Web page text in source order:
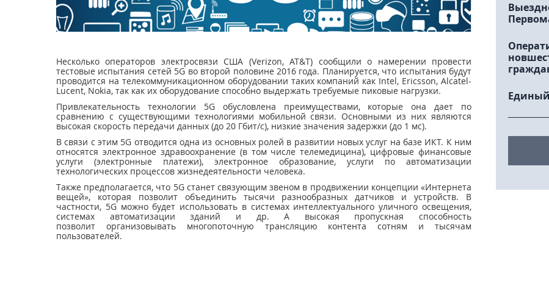
Несколько операторов электросвязи США (Verizon, AT&T) сообщили о намерении провести
тестовые испытания сетей 5G во второй половине 2016 года. Планируется, что испытания будут
проводится на телекоммуникационном оборудовании таких компаний как Intel, Ericsson, Alcatel-
Lucent, Nokia, так как их оборудование способно выдержать требуемые пиковые нагрузки.
Привлекательность технологии 5G обусловлена преимуществами, которые она дает по
сравнению с существующими технологиями мобильной связи. Основными из них являются
высокая скорость передачи данных (до 20 Гбит/с), низкие значения задержки (до 1 мс).
В связи с этим 5G отводится одна из основных ролей в развитии новых услуг на базе ИКТ. К ним
относятся электронное здравоохранение (в том числе телемедицина), цифровые финансовые
услуги (электронные платежи), электронное образование, услуги по автоматизации
технологических процессов жизнедеятельности человека.
Также предполагается, что 5G станет связующим звеном в продвижении концепции «Интернета
вещей», которая позволит объединить тысячи разнообразных датчиков и устройств. В
частности, 5G можно будет использовать в системах интеллектуального уличного освещения,
системах автоматизации зданий и др. А высокая пропускная способность
позволит организовывать многопоточную трансляцию контента сотням и тысячам
пользователей.